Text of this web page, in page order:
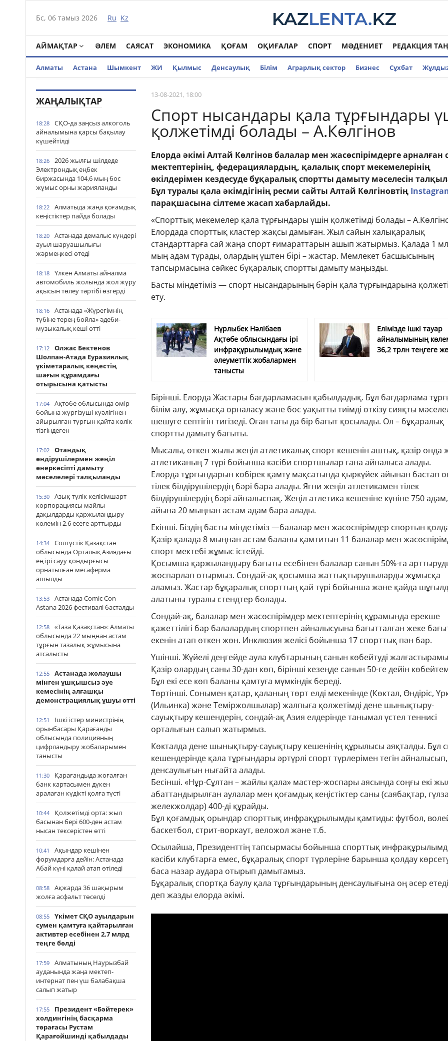
Бс, 06 тамыз 2026 Ru Kz
АЙМАҚТАР ӘЛЕМ САЯСАТ ЭКОНОМИКА ҚОҒАМ ОҚИҒАЛАР СПОРТ МӘДЕНИЕТ РЕДАКЦИЯ
Алматы Астана Шымкент ЖИ Қылмыс Денсаулық Білім Аграрлық сектор Бизнес Cұхбат
ЖАҢАЛЫҚТАР
18:28
СҚО-да заңсыз алкоголь
айналымына қарсы бақылау
күшейтілді
18:26
2026 жылғы шілдеде
Электрондық еңбек
биржасында 104,6 мың бос
жұмыс орны жарияланды
18:22
Алматыда жаңа қоғамдық
кеңістіктер пайда болады
18:20
Астанада демалыс күндері
ауыл шаруашылығы
жәрмеңкесі өтеді
18:18
Үлкен Алматы айналма
автомобиль жолында жол жүру
ақысын төлеу тәртібі өзгерді
18:16
Астанада «Жүрегімнің
түбіне терең бойла» әдеби-
музыкалық кеші өтті
17:12
Олжас Бектенов
Шолпан-Атада Еуразиялық
үкіметаралық кеңестің
шағын құрамдағы
отырысына қатысты
17:04
Ақтөбе облысында өмір
бойына жүргізуші куәлігінен
айырылған тұрғын қайта көлік
тізгіндеген
17:02
Отандық
өндірушілермен жеңіл
өнеркәсіпті дамыту
мәселелері талқыланды
15:30
Азық-түлік келісімшарт
корпорациясы майлы
дақылдарды қаржыландыру
көлемін 2,6 есеге арттырды
14:34
Солтүстік Қазақстан
облысында Орталық Азиядағы
ең ірі сауу қондырғысы
орнатылған мегаферма
ашылды
13:53
Астанада Comic Con
Astana 2026 фестивалі басталды
12:58
«Таза Қазақстан»: Алматы
облысында 22 мыңнан астам
тұрғын тазалық жұмысына
атсалысты
12:55
Астанада жолаушы
мінген ұшқышсыз әуе
кемесінің алғашқы
демонстрациялық ұшуы өтті
12:51
Ішкі істер министрінің
орынбасары Қарағанды
облысында полицияның
цифрландыру жобаларымен
танысты
11:30
Қарағандыда жоғалған
банк картасымен дүкен
аралаған күдікті қолға түсті
10:44
Қолжетімді орта: жыл
басынан бері 600-ден астам
нысан тексерістен өтті
10:41
Ақындар кешінен
форумдарға дейін: Астанада
Абай күні қалай атап өтіледі
08:58
Ақжарда 36 шақырым
жолға асфальт төселді
08:55
Үкімет СҚО ауылдарын
сумен қамтуға қайтарылған
активтер есебінен 2,7 млрд
теңге бөлді
17:59
Алматының Наурызбай
ауданында жаңа мектеп-
интернат пен үш балабақша
салып жатыр
17:55
Президент «Бәйтерек»
холдингінің басқарма
төрағасы Рустам
Қарағойшинді қабылдады
13-08-2021, 18:00
Спорт нысандары қала тұрғындары
қолжетімді болады – А.Көлгінов
Елорда әкімі Алтай Көлгінов балалар мен жасөспірімдерге арналған
мектептерінің, федерациялардың, қалалық спорт мекемелерінің
өкілдерімен кездесуде бұқаралық спортты дамыту мәселесін
Бұл туралы қала әкімдігінің ресми сайты Алтай Көлгіновтің
парақшасына сілтеме жасап хабарлайды.
«Спорттық мекемелер қала тұрғындары үшін қолжетімді болады –
Елордада спорттық кластер жақсы дамыған. Жыл сайын халықаралық
стандарттарға сай жаңа спорт ғимараттарын ашып жатырмыз. Қалада 1
мың адам тұрады, олардың үштен бірі – жастар. Мемлекет басшысының
тапсырмасына сәйкес бұқаралық спортты дамыту маңызды.
Басты міндетіміз — спорт нысандарының бәрін қала тұрғындарына
ету.
Нұрлыбек Нәлібаев
Ақтөбе облысындағы ірі
инфрақұрылымдық және
әлеуметтік жобалармен
танысты
Елімізде ішкі тауар
айналымының
36,2 трлн теңгеге
Бірінші. Елорда Жастары бағдарламасын қабылдадық. Бұл бағдарлама
білім алу, жұмысқа орналасу және бос уақытты тиімді өткізу сияқты
шешуге септігін тигізеді. Оған тағы да бір бағыт қосылады. Ол – бұқаралық
спортты дамыту бағыты.
Мысалы, өткен жылы жеңіл атлетикалық спорт кешенін аштық, қазір онда
атлетиканың 7 түрі бойынша кәсіби спортшылар ғана айналыса алады.
Елорда тұрғындарын көбірек қамту мақсатында қыркүйек айынан бастап
тілек білдірушілердің бәрі бара алады. Яғни жеңіл атлетикамен тілек
білдірушілердің бәрі айналыспақ. Жеңіл атлетика кешеніне күніне 750
айына 20 мыңнан астам адам бара алады.
Екінші. Біздің басты міндетіміз —балалар мен жасөспірімдер спортын
Қазір қалада 8 мыңнан астам баланы қамтитын 11 балалар мен
спорт мектебі жұмыс істейді.
Қосымша қаржыландыру бағыты есебінен балалар санын 50%-ға
жоспарлап отырмыз. Сондай-ақ қосымша жаттықтырушыларды жұмысқа
аламыз. Жастар бұқаралық спорттың қай түрі бойынша және қайда
алатыны туралы стендтер болады.
Сондай-ақ, балалар мен жасөспірімдер мектептерінің құрамында ерекше
қажеттілігі бар балалардың спортпен айналысуына бағытталған жеке
екенін атап өткен жөн. Инклюзия желісі бойынша 17 спорттық пән бар.
Үшінші. Жүйелі деңгейде аула клубтарының санын көбейтуді
Қазір олардың саны 30-дан көп, бірінші кезеңде санын 50-ге дейін
Бұл екі есе көп баланы қамтуға мүмкіндік береді.
Төртінші. Сонымен қатар, қаланың төрт елді мекенінде (Көктал, Өндіріс,
(Ильинка) және Теміржолшылар) жалпыға қолжетімді дене шынықтыру-
сауықтыру кешендерін, сондай-ақ Азия елдерінде танымал үстел теннисі
орталығын салып жатырмыз.
Көкталда дене шынықтыру-сауықтыру кешенінің құрылысы аяқталды. Бұл
кешендерінде қала тұрғындары әртүрлі спорт түрлерімен тегін айналысып,
денсаулығын нығайта алады.
Бесінші. «Нұр-Сұлтан – жайлы қала» мастер-жоспары аясында соңғы екі
абаттандырылған аулалар мен қоғамдық кеңістіктер саны (саябақтар,
желекжолдар) 400-ді құрайды.
Бұл қоғамдық орындар спорттық инфрақұрылымды қамтиды: футбол,
баскетбол, стрит-воркаут, веложол және т.б.
Осылайша, Президенттің тапсырмасы бойынша спорттық
кәсіби клубтарға емес, бұқаралық спорт түрлеріне барынша қолдау
баса назар аудара отырып дамытамыз.
Бұқаралық спортқа баулу қала тұрғындарының денсаулығына оң әсер
деп жазды елорда әкімі.